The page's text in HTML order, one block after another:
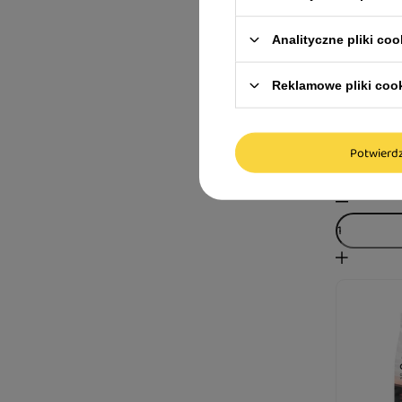
Karma
Animals
59,99 zł
20,00 zł / kg
Analityczne pliki
Reklamowe pliki